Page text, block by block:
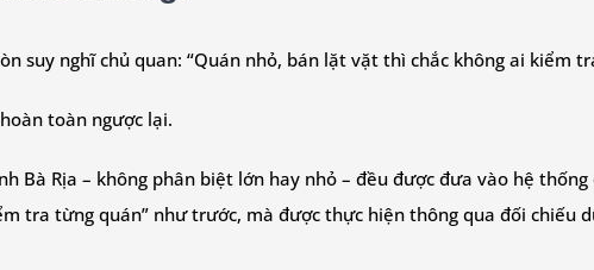
suy nghĩ chủ quan: “Quán nhỏ, bán lặt vặt thì chắc không ai kiểm
toàn ngược lại.
Bà Rịa – không phân biệt lớn hay nhỏ – đều được đưa vào hệ
tra từng quán” như trước, mà được thực hiện thông qua đối chiếu